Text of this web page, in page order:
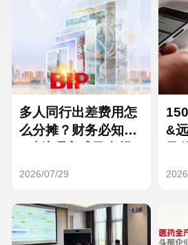
Hungary
Hong Kong
多人同行出差费用怎
么分摊？财务必知的
2026/07/29
&